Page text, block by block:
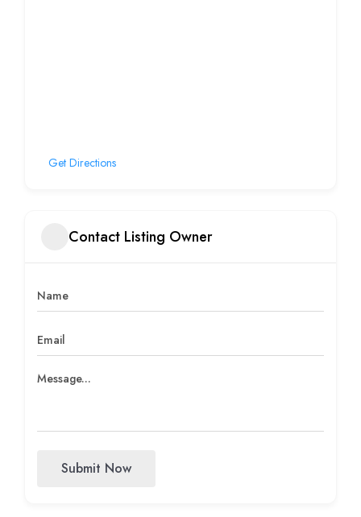
Get Directions
Contact Listing Owner
Submit Now